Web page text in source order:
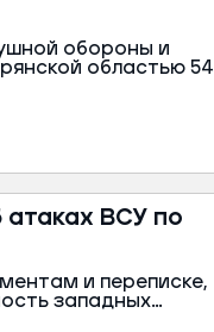
обороны и
областью 54
сообщил врио
ВСУ по
и переписке,
западных